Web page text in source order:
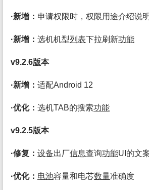
·新增： 申请权限时，权限用途介绍说
·新增： 选机机型列表下拉刷新功能
v9.2.6版本
·新增： 适配Android 12
·优化： 选机TAB的搜索功能
v9.2.5版本
·修复： 设备出厂信息查询功能UI的文
·优化： 电池容量和电芯数量准确度